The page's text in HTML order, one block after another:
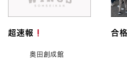
超速報
奥田創成館
合